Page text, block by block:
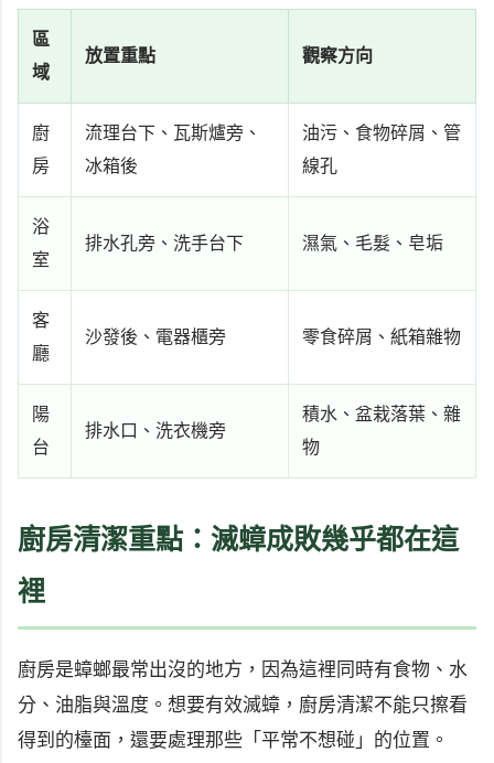
區
域
放置重點 觀察方向
廚
房
流理台下、瓦斯爐旁、
冰箱後
油污、食物碎屑、管
線孔
浴
室
排水孔旁、洗手台下 濕氣、毛髮、皂垢
客
廳
沙發後、電器櫃旁 零食碎屑、紙箱雜物
陽
台
排水口、洗衣機旁
積水、盆栽落葉、雜
物
廚房清潔重點：滅蟑成敗幾乎都在這
裡
廚房是蟑螂最常出沒的地方，因為這裡同時有食物、水
分、油脂與溫度。想要有效滅蟑，廚房清潔不能只擦看
得到的檯面，還要處理那些「平常不想碰」的位置。